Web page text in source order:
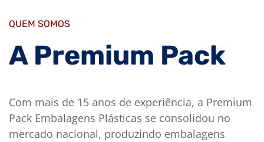
QUEM SOMOS
A Premium Pack
Com mais de 15 anos de experiência, a Premium
Pack Embalagens Plásticas se consolidou no
mercado nacional, produzindo embalagens